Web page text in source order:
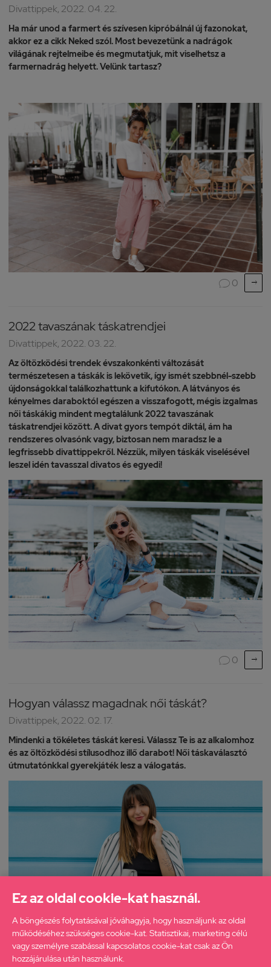
Ez az oldal cookie-kat használ.
A böngészés folytatásával jóváhagyja, hogy használjunk az oldal
működéséhez szükséges cookie-kat. Statisztikai, marketing célú
vagy személyre szabással kapcsolatos cookie-kat csak az Ön
hozzájárulása után használunk.
Divattippek, 2022. 04. 22.
Ha már unod a farmert és szívesen kipróbálnál új fazonokat,
akkor ez a cikk Neked szól. Most bevezetünk a nadrágok
világának rejtelmeibe és megmutatjuk, mit viselhetsz a
farmernadrág helyett. Velünk tartasz?
0 
2022 tavaszának táskatrendjei
Divattippek, 2022. 03. 22.
Az öltözködési trendek évszakonkénti változását
természetesen a táskák is lekövetik, így ismét szebbnél-szebb
újdonságokkal találkozhattunk a kifutókon. A látványos és
kényelmes daraboktól egészen a visszafogott, mégis izgalmas
női táskákig mindent megtalálunk 2022 tavaszának
táskatrendjei között. A divat gyors tempót diktál, ám ha
rendszeres olvasónk vagy, biztosan nem maradsz le a
legfrissebb divattippekről. Nézzük, milyen táskák viselésével
leszel idén tavasszal divatos és egyedi!
0 
Hogyan válassz magadnak női táskát?
Divattippek, 2022. 02. 17.
Mindenki a tökéletes táskát keresi. Válassz Te is az alkalomhoz
és az öltözködési stílusodhoz illő darabot! Női táskaválasztó
útmutatónkkal gyerekjáték lesz a válogatás.